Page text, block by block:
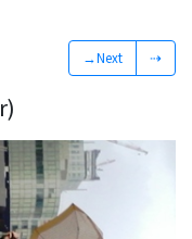
→Next ⇢